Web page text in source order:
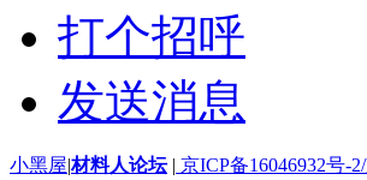
打个招呼
发送消息
小黑屋|材料人论坛 | 京ICP备16046932号-